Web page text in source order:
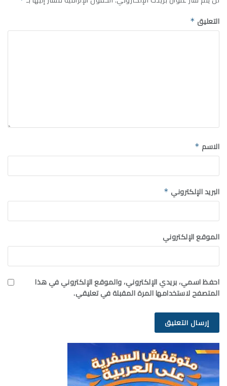
التعليق *
الاسم *
البريد الإلكتروني *
الموقع الإلكتروني
احفظ اسمي، بريدي الإلكتروني، والموقع الإلكتروني في هذا
المتصفح لاستخدامها المرة المقبلة في تعليقي.